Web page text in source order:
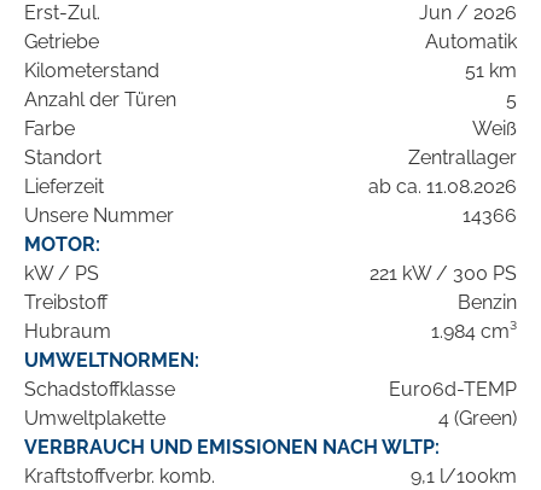
Erst-Zul.
Jun / 2026
Getriebe
Automatik
Kilometerstand
51 km
Anzahl der Türen
5
Farbe
Weiß
Standort
Zentrallager
Lieferzeit
ab ca. 11.08.2026
Unsere Nummer
14366
MOTOR:
kW / PS
221 kW / 300 PS
Treibstoff
Benzin
Hubraum
1.984 cm³
UMWELTNORMEN:
Schadstoffklasse
Euro6d-TEMP
Umweltplakette
4 (Green)
VERBRAUCH UND EMISSIONEN NACH WLTP:
Kraftstoffverbr. komb.
9,1 l/100km